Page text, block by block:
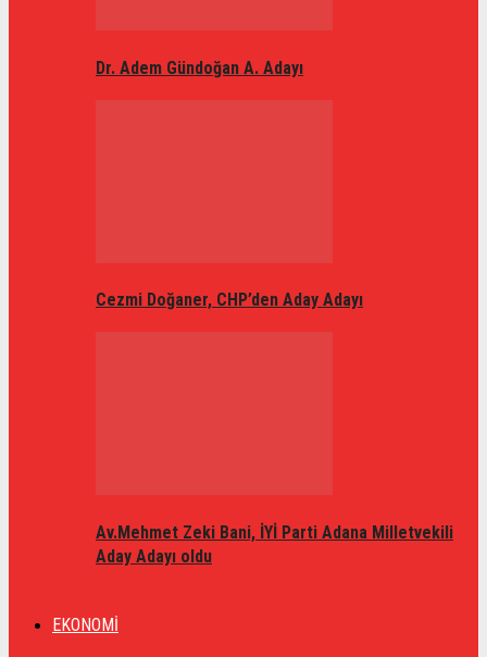
Dr. Adem Gündoğan A. Adayı
Cezmi Doğaner, CHP’den Aday Adayı
Av.Mehmet Zeki Bani, İYİ Parti Adana Milletvekili
Aday Adayı oldu
EKONOMİ